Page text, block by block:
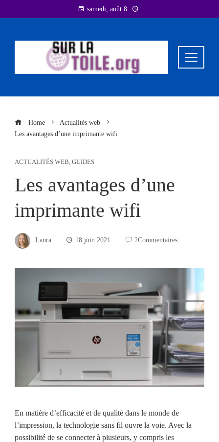
to
samedi, août 8
Home
Actualités web
Les avantages d’une imprimante wifi
ACTUALITÉS WEB, GUIDES
Les avantages d’une
imprimante wifi
Laura 18 juin 2021 2Commentaires
En matière d’efficacité et de qualité dans le monde de
l’impression, la technologie sans fil ouvre la voie. Avec la
possibilité de se connecter à plusieurs, y compris les